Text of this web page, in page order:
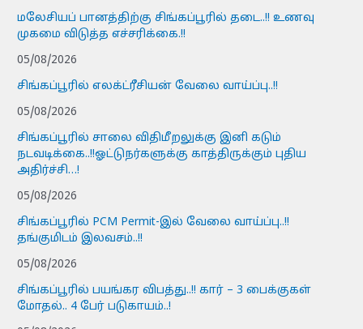
மலேசியப் பானத்திற்கு சிங்கப்பூரில் தடை..!! உணவு
முகமை விடுத்த எச்சரிக்கை.!!
05/08/2026
சிங்கப்பூரில் எலக்ட்ரீசியன் வேலை வாய்ப்பு..!!
05/08/2026
சிங்கப்பூரில் சாலை விதிமீறலுக்கு இனி கடும்
நடவடிக்கை..!!ஓட்டுநர்களுக்கு காத்திருக்கும் புதிய
அதிர்ச்சி…!
05/08/2026
சிங்கப்பூரில் PCM Permit-இல் வேலை வாய்ப்பு..!!
தங்குமிடம் இலவசம்..!!
05/08/2026
சிங்கப்பூரில் பயங்கர விபத்து..!! கார் – 3 பைக்குகள்
மோதல்.. 4 பேர் படுகாயம்..!